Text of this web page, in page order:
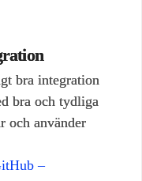
bra integration
bra och tydliga
och använder
–